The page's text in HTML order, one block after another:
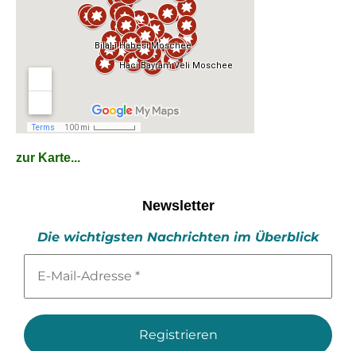
zur Karte...
Newsletter
Die wichtigsten Nachrichten im Überblick
Mail-
*